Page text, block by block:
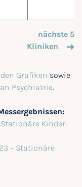
nächste 5
Kliniken
Grafiken sowie
Psychiatrie.
Kinder-
– Stationäre